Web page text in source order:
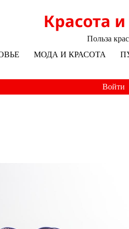
Красота
Польза
МОДА И КРАСОТА
Войти